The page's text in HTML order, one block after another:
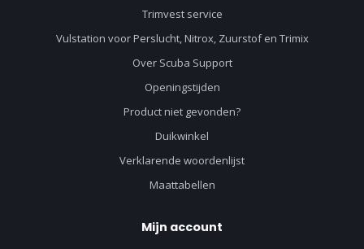
Trimvest service
Vulstation voor Perslucht, Nitrox, Zuurstof en Trimix
Over Scuba Support
Openingstijden
Product niet gevonden?
Duikwinkel
Verklarende woordenlijst
Maattabellen
Mijn account